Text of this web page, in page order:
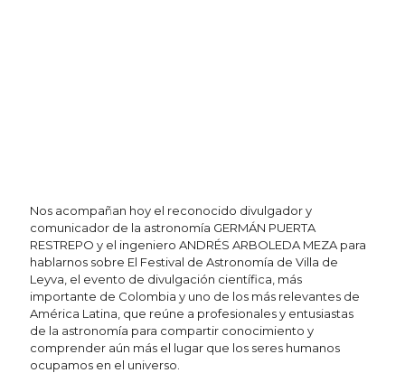
Nos acompañan hoy el reconocido divulgador y
comunicador de la astronomía GERMÁN PUERTA
RESTREPO y el ingeniero ANDRÉS ARBOLEDA MEZA para
hablarnos sobre El Festival de Astronomía de Villa de
Leyva, el evento de divulgación científica, más
importante de Colombia y uno de los más relevantes de
América Latina, que reúne a profesionales y entusiastas
de la astronomía para compartir conocimiento y
comprender aún más el lugar que los seres humanos
ocupamos en el universo.